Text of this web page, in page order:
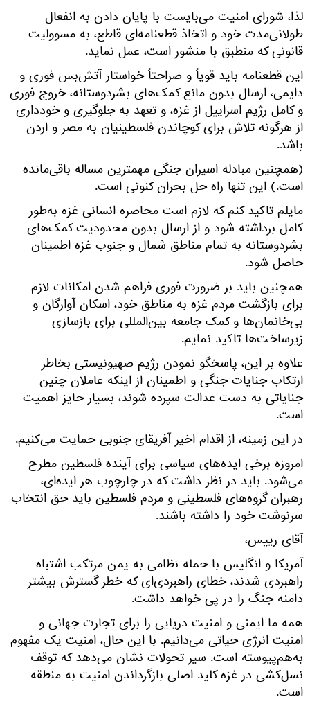
لذا، شورای امنیت می‌بایست با پایان دادن به انفعال
طولانی‌مدت خود و اتخاذ قطعنامه‌ای قاطع، به مسوولیت
قانونی که منطبق با منشور است، عمل نماید.
این قطعنامه باید قویاً و صراحتاً خواستار آتش‌بس فوری و
دایمی، ارسال بدون مانع کمک‌های بشردوستانه، خروج فوری
و کامل رژیم اسراییل از غزه، و تعهد به جلوگیری و خودداری
از هرگونه تلاش برای کوچاندن فلسطینیان به مصر و اردن
باشد.
(همچنین مبادله اسیران جنگی مهمترین مساله باقی‌مانده
است.) این تنها راه حل بحران کنونی است.
مایلم تاکید کنم که لازم است محاصره انسانی غزه به‌طور
کامل برداشته شود و از ارسال بدون محدودیت کمک‌های
بشردوستانه به تمام مناطق شمال و جنوب غزه اطمینان
حاصل شود.
همچنین باید بر ضرورت فوری فراهم شدن امکانات لازم
برای بازگشت مردم غزه به مناطق خود، اسکان آوارگان و
بی‌خانمان‌ها و کمک جامعه بین‌المللی برای بازسازی
زیرساخت‌ها تاکید نمایم.
علاوه بر این، پاسخگو نمودن رژیم صهیونیستی بخاطر
ارتکاب جنایات جنگی و اطمینان از اینکه عاملان چنین
جنایاتی به دست عدالت سپرده شوند، بسیار حایز اهمیت
است.
در این زمینه، از اقدام اخیر آفریقای جنوبی حمایت می‌کنیم.
امروزه برخی ایده‌های سیاسی برای آینده فلسطین مطرح
می‌شود. باید در نظر داشت که در چارچوب هر ایده‌ای،
رهبران گروه‌های فلسطینی و مردم فلسطین باید حق انتخاب
سرنوشت خود را داشته باشند.
آقای رییس،
آمریکا و انگلیس با حمله نظامی به یمن مرتکب اشتباه
راهبردی شدند، خطای راهبردی‌ای که خطر گسترش بیشتر
دامنه جنگ را در پی خواهد داشت.
همه ما ایمنی و امنیت دریایی را برای تجارت جهانی و
امنیت انرژی حیاتی می‌دانیم. با این حال، امنیت یک مفهوم
به‌هم‌پیوسته است. سیر تحولات نشان می‌دهد که توقف
نسل‌کشی در غزه کلید اصلی بازگرداندن امنیت به منطقه
است.